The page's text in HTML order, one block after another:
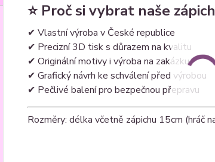
⭐ Proč si vybrat naše
✔ Vlastní výroba v České republice
✔ Precizní 3D tisk s důrazem na kvalitu
✔ Originální motivy i výroba na zakázku
✔ Grafický návrh ke schválení před výrobou
✔ Pečlivé balení pro bezpečnou přepravu
Rozměry: délka včetně zápichu 15cm (hráč